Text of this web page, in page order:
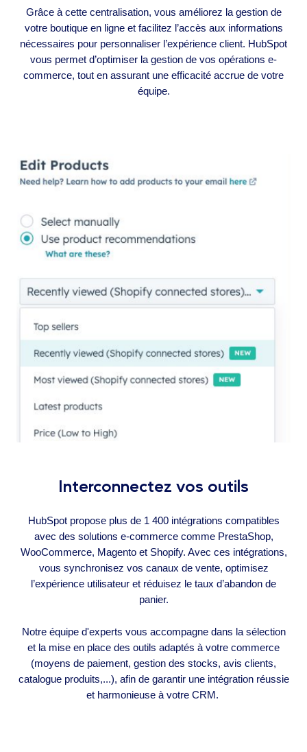
Grâce à cette centralisation, vous améliorez la gestion de
votre boutique en ligne et facilitez l’accès aux informations
nécessaires pour personnaliser l’expérience client. HubSpot
vous permet d’optimiser la gestion de vos opérations e-
commerce, tout en assurant une efficacité accrue de votre
équipe.
Interconnectez vos outils
HubSpot propose plus de 1 400 intégrations compatibles
avec des solutions e-commerce comme PrestaShop,
WooCommerce, Magento et Shopify. Avec ces intégrations,
vous synchronisez vos canaux de vente, optimisez
l’expérience utilisateur et réduisez le taux d’abandon de
panier.
Notre équipe d'experts vous accompagne dans la sélection
et la mise en place des outils adaptés à votre commerce
(moyens de paiement, gestion des stocks, avis clients,
catalogue produits,...), afin de garantir une intégration réussie
et harmonieuse à votre CRM.